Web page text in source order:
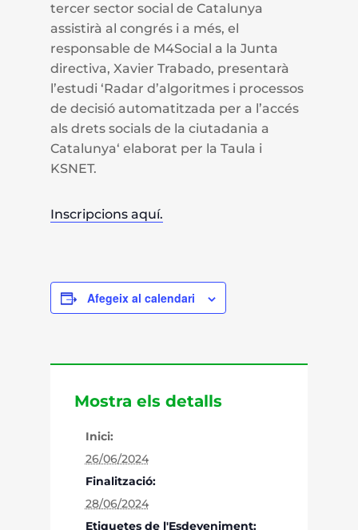
tercer sector social de Catalunya
assistirà al congrés i a més, el
responsable de M4Social a la Junta
directiva, Xavier Trabado, presentarà
l’estudi ‘Radar d’algoritmes i processos
de decisió automatitzada per a l’accés
als drets socials de la ciutadania a
Catalunya‘ elaborat per la Taula i
KSNET.
Inscripcions aquí.
Afegeix al calendari
Mostra els detalls
Inici:
26/06/2024
Finalització:
28/06/2024
Etiquetes de l'Esdeveniment: